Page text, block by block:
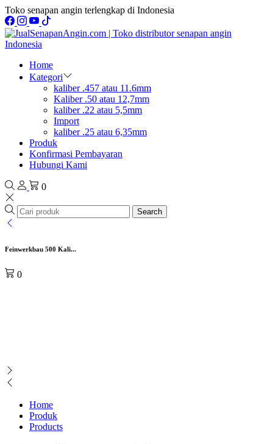
Toko senapan angin terlengkap di Indonesia
Home
Kategori
kaliber .457 atau 11.6mm
Kaliber .50 atau 12,7mm
kaliber .22 atau 5,5mm
Import
kaliber .25 atau 6,35mm
Produk
Konfirmasi Pembayaran
Hubungi Kami
0
Search
Feinwerkbau 500 Kali...
0
Home
Produk
Products